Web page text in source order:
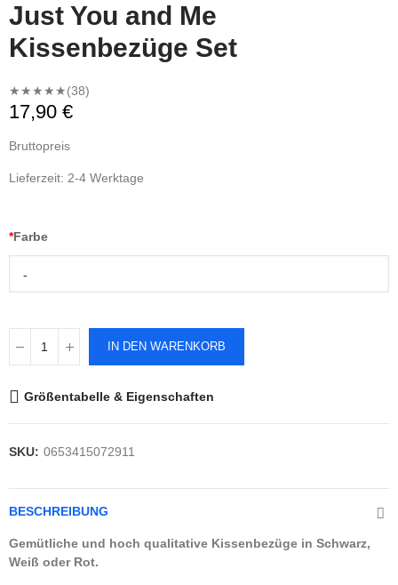
Just You and Me
Kissenbezüge Set
★★★★★(38)
17,90 €
Bruttopreis
Lieferzeit: 2-4 Werktage
*Farbe
-
IN DEN WARENKORB
Größentabelle & Eigenschaften
SKU: 0653415072911
BESCHREIBUNG
Gemütliche und hoch qualitative Kissenbezüge in Schwarz,
Weiß oder Rot.